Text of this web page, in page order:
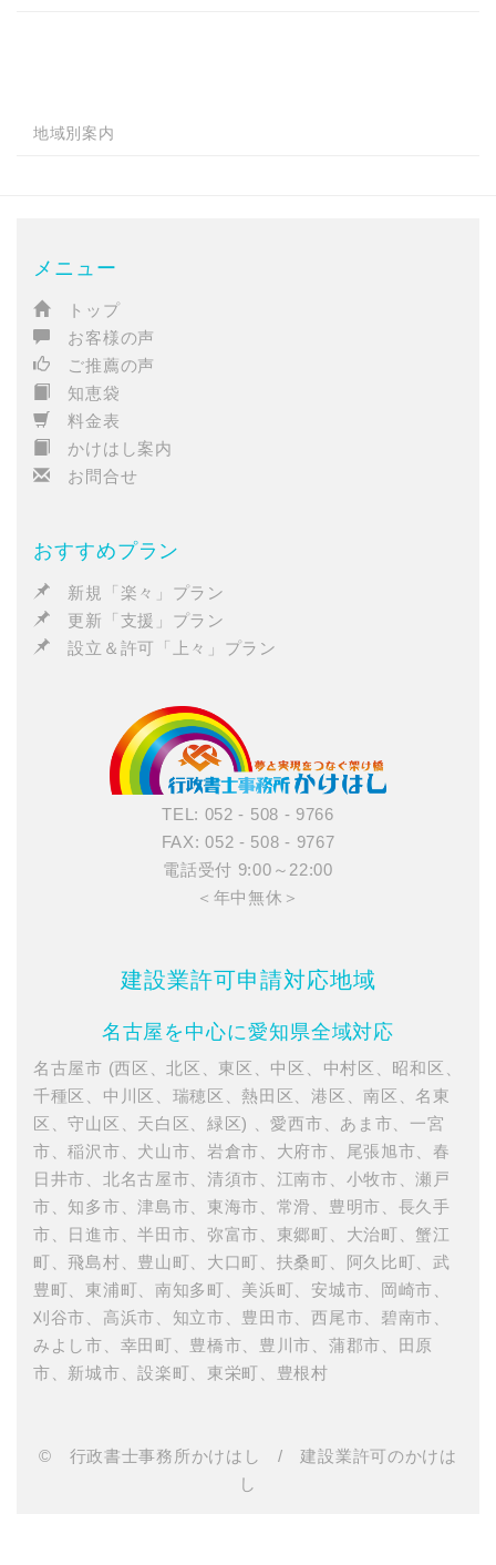
地域別案内
メニュー
トップ
お客様の声
ご推薦の声
知恵袋
料金表
かけはし案内
お問合せ
おすすめプラン
新規「楽々」プラン
更新「支援」プラン
設立＆許可「上々」プラン
TEL: 052 - 508 - 9766
FAX: 052 - 508 - 9767
電話受付 9:00～22:00
＜年中無休＞
建設業許可申請対応地域
名古屋を中心に愛知県全域対応
名古屋市 (西区、北区、東区、中区、中村区、昭和区、
千種区、中川区、瑞穂区、熱田区、港区、南区、名東
区、守山区、天白区、緑区) 、愛西市、あま市、一宮
市、稲沢市、犬山市、岩倉市、大府市、尾張旭市、春
日井市、北名古屋市、清須市、江南市、小牧市、瀬戸
市、知多市、津島市、東海市、常滑、豊明市、長久手
市、日進市、半田市、弥富市、東郷町、大治町、蟹江
町、飛島村、豊山町、大口町、扶桑町、阿久比町、武
豊町、東浦町、南知多町、美浜町、安城市、岡崎市、
刈谷市、高浜市、知立市、豊田市、西尾市、碧南市、
みよし市、幸田町、豊橋市、豊川市、蒲郡市、田原
市、新城市、設楽町、東栄町、豊根村
© 行政書士事務所かけはし / 建設業許可のかけは
し